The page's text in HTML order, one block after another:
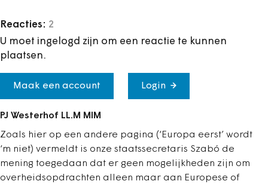
Reacties: 2
U moet ingelogd zijn om een reactie te kunnen
plaatsen.
Maak een account Login
PJ Westerhof LL.M MIM
Zoals hier op een andere pagina (‘Europa eerst’ wordt
‘m niet) vermeldt is onze staatssecretaris Szabó de
mening toegedaan dat er geen mogelijkheden zijn om
overheidsopdrachten alleen maar aan Europese of